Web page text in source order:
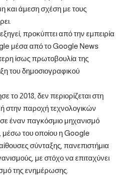
και άμεση σχέση με τους
προκύπτει από την εμπειρία
μέσα από το Google News
ίσως πρωτοβουλία της
του δημοσιογραφικού
το 2018, δεν περιορίζεται στη
στην παροχή τεχνολογικών
σε έναν παγκόσμιο μηχανισμό
μέσω του οποίου η Google
σύνταξης, πανεπιστήμια
με στόχο να επιταχύνει
της ενημέρωσης.